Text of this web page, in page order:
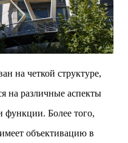
на четкой структуре,
на различные аспекты
функции. Более того,
объективацию в